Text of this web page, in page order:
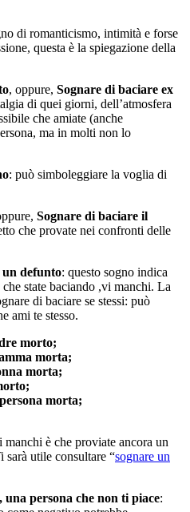
di romanticismo, intimità e forse
questa è la spiegazione della
, oppure, Sognare di baciare ex
di quei giorni, dell’atmosfera
che amiate (anche
ma in molti non lo
: può simboleggiare la voglia di
Sognare di baciare il
che provate nei confronti delle
defunto: questo sogno indica
state baciando ,vi manchi. La
di baciare se stessi: può
ami te stesso.
morto;
morta;
morta;
morta;
manchi è che proviate ancora un
utile consultare “sognare un
persona che non ti piace: